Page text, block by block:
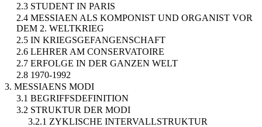
2.3 STUDENT IN PARIS
2.4 MESSIAEN ALS KOMPONIST UND ORGANIST VOR
DEM 2. WELTKRIEG
2.5 IN KRIEGSGEFANGENSCHAFT
2.6 LEHRER AM CONSERVATOIRE
2.7 ERFOLGE IN DER GANZEN WELT
2.8 1970-1992
3. MESSIAENS MODI
3.1 BEGRIFFSDEFINITION
3.2 STRUKTUR DER MODI
3.2.1 ZYKLISCHE INTERVALLSTRUKTUR